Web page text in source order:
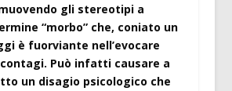
gli stereotipi a
“morbo” che, coniato un
è fuorviante nell’evocare
Può infatti causare a
un disagio psicologico che